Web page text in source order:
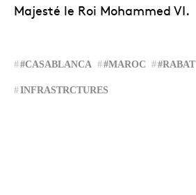
Majesté le Roi Mohammed VI.
#CASABLANCA #MAROC #RABAT
INFRASTRCTURES